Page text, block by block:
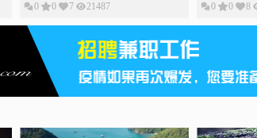
0
0 7 21487
0
0 8